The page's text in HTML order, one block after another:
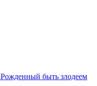
Рожденный быть злодеем